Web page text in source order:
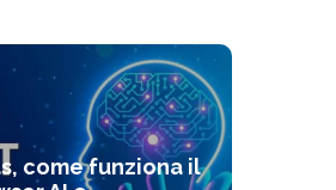
come funziona il